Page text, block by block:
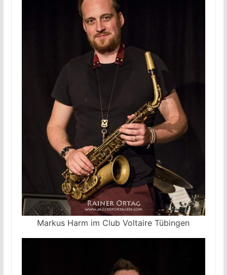
Markus Harm im Club Voltaire Tübingen